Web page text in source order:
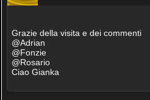
Grazie della visita e dei commenti
@Adrian
@Fonzie
@Rosario
Ciao Gianka